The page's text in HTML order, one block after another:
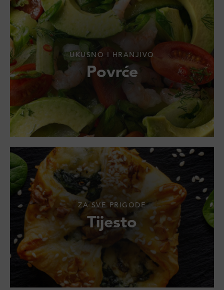
UKUSNO I HRANJIVO
Povrće
ZA SVE PRIGODE
Tijesto